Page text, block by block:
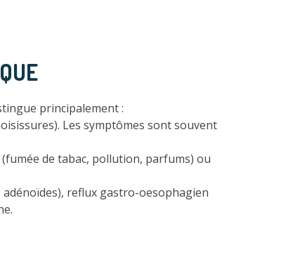
principalement :
Les symptômes sont souvent
de tabac, pollution, parfums) ou
reflux gastro-oesophagien